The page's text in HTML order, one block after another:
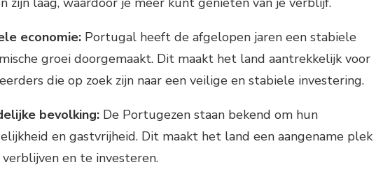
economie: Portugal heeft de afgelopen jaren een stabiele
groei doorgemaakt. Dit maakt het land aantrekkelijk voor
die op zoek zijn naar een veilige en stabiele investering.
bevolking: De Portugezen staan bekend om hun
en gastvrijheid. Dit maakt het land een aangename plek
en te investeren.